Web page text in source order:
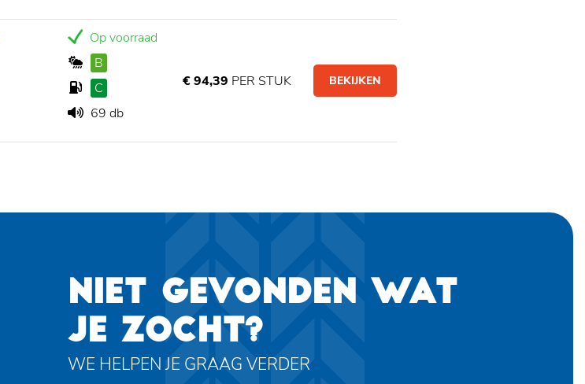
Op voorraad
B
C
69 db
€ 94,39 PER STUK BEKIJKEN
NIET GEVONDEN WAT
JE ZOCHT?
WE HELPEN JE GRAAG VERDER